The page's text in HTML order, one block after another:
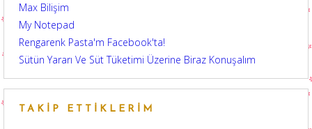
Max Bilişim
My Notepad
Rengarenk Pasta'm Facebook'ta!
Sütün Yararı Ve Süt Tüketimi Üzerine Biraz Konuşalım
TAKIP ETTIKLERIM